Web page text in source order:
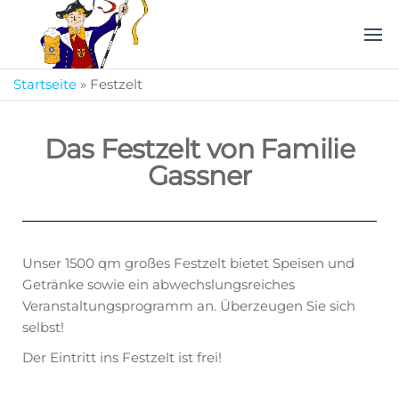
Webenheimer
Bauernfest
Saarland!
Startseite » Festzelt
Das Festzelt von Familie
Gassner
Unser 1500 qm großes Festzelt bietet Speisen und
Getränke sowie ein abwechslungsreiches
Veranstaltungsprogramm an. Überzeugen Sie sich
selbst!
Der Eintritt ins Festzelt ist frei!